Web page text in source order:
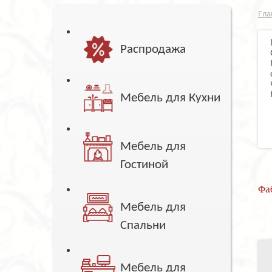
Распродажа
Мебель для Кухни
Мебель для
Гостиной
Мебель для
Спальни
Мебель для